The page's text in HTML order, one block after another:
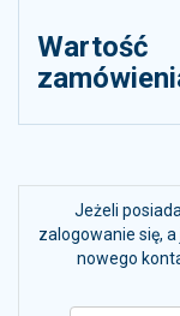
Wartość
Jeżeli
zalogowanie się,
nowego